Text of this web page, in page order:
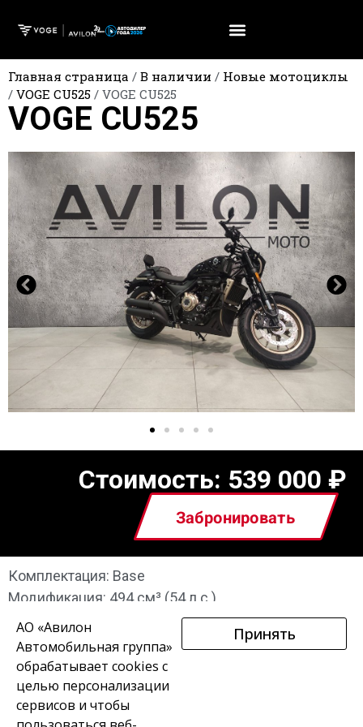
Главная страница / В наличии / Новые мотоциклы
/ VOGE CU525 / VOGE CU525
VOGE CU525
Стоимость: 539 000 ₽
Забронировать
Комплектация: Base
Модификация: 494 см³ (54 л.с.)
АО «Авилон
Автомобильная группа»
обрабатывает cookies с
целью персонализации
сервисов и чтобы
Принять